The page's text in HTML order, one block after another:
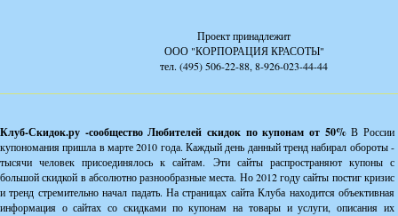
Проект принадлежит
ООО "КОРПОРАЦИЯ КРАСОТЫ"
тел. (495) 506-22-88, 8-926-023-44-44
Клуб-Скидок.ру -сообщество Любителей скидок по купонам от 50%В России
купономания пришла в марте 2010 года. Каждый день данный тренд набирал обороты -
тысячи человек присоединялось к сайтам. Эти сайты распространяют купоны с
большой скидкой в абсолютно разнообразные места. Но 2012 году сайты постиг кризис
и тренд стремительно начал падать. На страницах сайта Клуба находится объективная
информация о сайтах со скидками по купонам на товары и услуги, описания их